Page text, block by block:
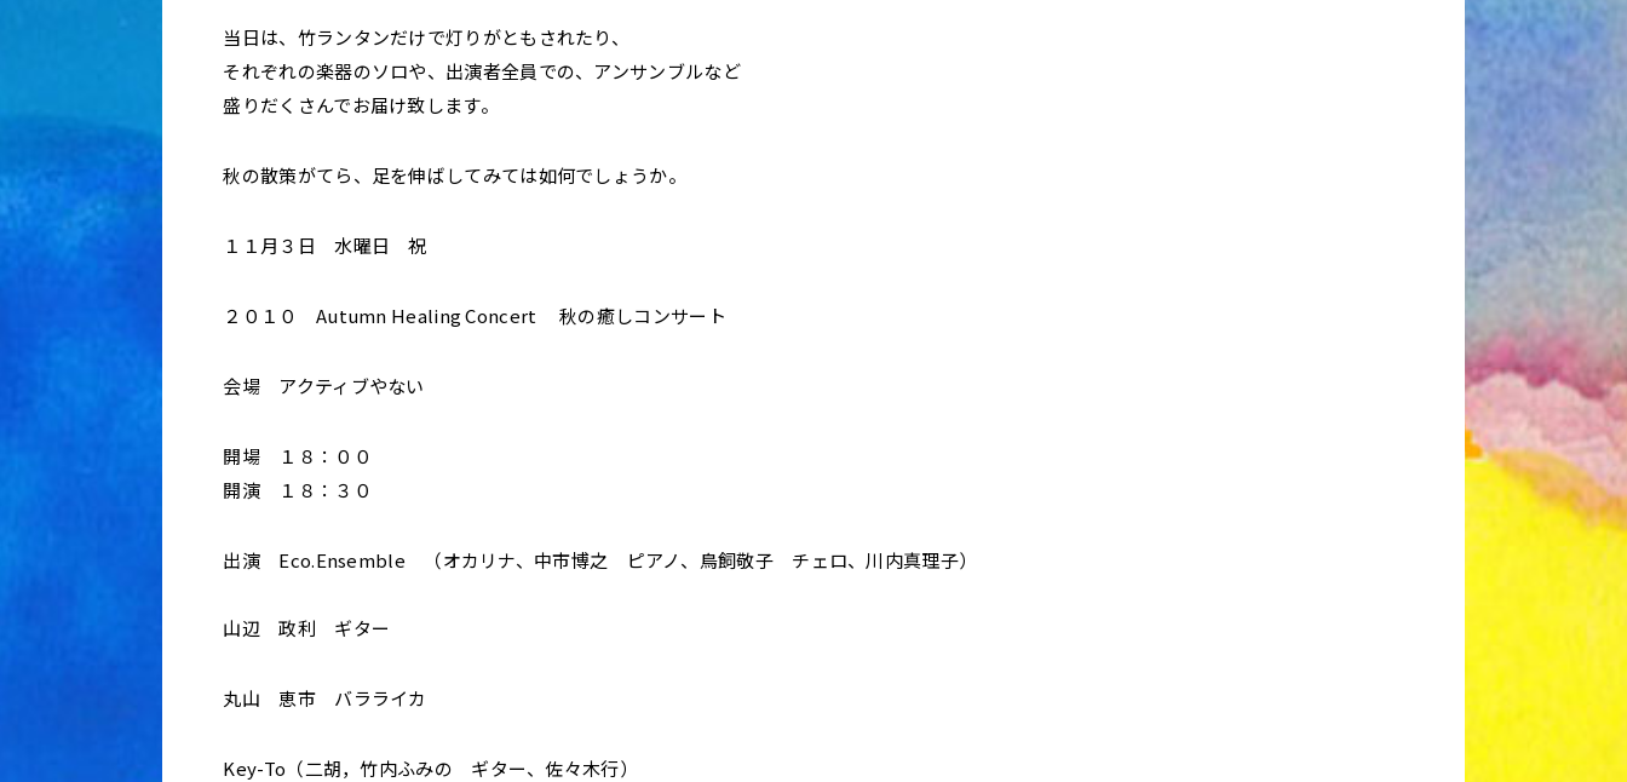
当日は、竹ランタンだけで灯りがともされたり、
それぞれの楽器のソロや、出演者全員での、アンサンブルなど
盛りだくさんでお届け致します。
秋の散策がてら、足を伸ばしてみては如何でしょうか。
１１月３日 水曜日 祝
２０１０ Autumn Healing Concert 秋の癒しコンサート
会場 アクティブやない
開場 １８：００
開演 １８：３０
出演 Eco.Ensemble （オカリナ、中市博之 ピアノ、鳥飼敬子 チェロ、川内真理子）
山辺 政利 ギター
丸山 恵市 バラライカ
Key-To（二胡，竹内ふみの ギター、佐々木行）